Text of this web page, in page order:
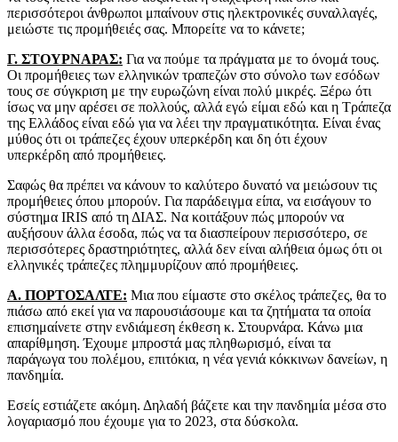
περισσότεροι άνθρωποι μπαίνουν στις ηλεκτρονικές συναλλαγές,
μειώστε τις προμήθειές σας. Μπορείτε να το κάνετε;
Γ. ΣΤΟΥΡΝΑΡΑΣ: Για να πούμε τα πράγματα με το όνομά τους.
Οι προμήθειες των ελληνικών τραπεζών στο σύνολο των εσόδων
τους σε σύγκριση με την ευρωζώνη είναι πολύ μικρές. Ξέρω ότι
ίσως να μην αρέσει σε πολλούς, αλλά εγώ είμαι εδώ και η Τράπεζα
της Ελλάδος είναι εδώ για να λέει την πραγματικότητα. Είναι ένας
μύθος ότι οι τράπεζες έχουν υπερκέρδη και δη ότι έχουν
υπερκέρδη από προμήθειες.
Σαφώς θα πρέπει να κάνουν το καλύτερο δυνατό να μειώσουν τις
προμήθειες όπου μπορούν. Για παράδειγμα είπα, να εισάγουν το
σύστημα IRIS από τη ΔΙΑΣ. Να κοιτάξουν πώς μπορούν να
αυξήσουν άλλα έσοδα, πώς να τα διασπείρουν περισσότερο, σε
περισσότερες δραστηριότητες, αλλά δεν είναι αλήθεια όμως ότι οι
ελληνικές τράπεζες πλημμυρίζουν από προμήθειες.
Α. ΠΟΡΤΟΣΑΛΤΕ: Μια που είμαστε στο σκέλος τράπεζες, θα το
πιάσω από εκεί για να παρουσιάσουμε και τα ζητήματα τα οποία
επισημαίνετε στην ενδιάμεση έκθεση κ. Στουρνάρα. Κάνω μια
απαρίθμηση. Έχουμε μπροστά μας πληθωρισμό, είναι τα
παράγωγα του πολέμου, επιτόκια, η νέα γενιά κόκκινων δανείων, η
πανδημία.
Εσείς εστιάζετε ακόμη. Δηλαδή βάζετε και την πανδημία μέσα στο
λογαριασμό που έχουμε για το 2023, στα δύσκολα.